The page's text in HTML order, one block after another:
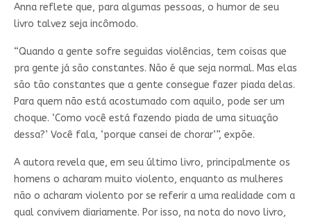
Anna reflete que, para algumas pessoas, o humor de seu
livro talvez seja incômodo.
“Quando a gente sofre seguidas violências, tem coisas que
pra gente já são constantes. Não é que seja normal. Mas elas
são tão constantes que a gente consegue fazer piada delas.
Para quem não está acostumado com aquilo, pode ser um
choque. ‘Como você está fazendo piada de uma situação
dessa?’ Você fala, ‘porque cansei de chorar’”, expõe.
A autora revela que, em seu último livro, principalmente os
homens o acharam muito violento, enquanto as mulheres
não o acharam violento por se referir a uma realidade com a
qual convivem diariamente. Por isso, na nota do novo livro,